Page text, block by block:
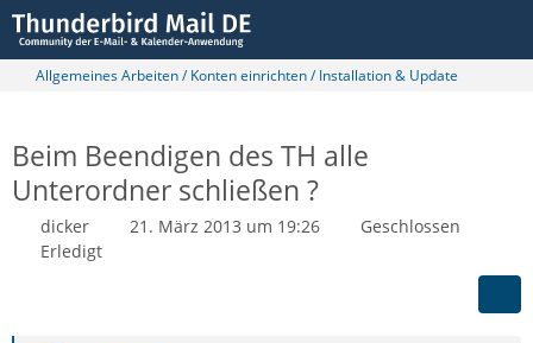
Allgemeines Arbeiten / Konten einrichten / Installation & Update
Beim Beendigen des TH alle
Unterordner schließen ?
dicker 21. März 2013 um 19:26
Geschlossen
Erledigt